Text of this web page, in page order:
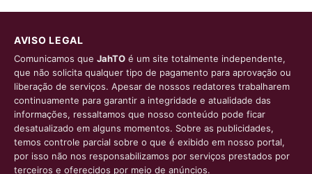
AVISO LEGAL
Comunicamos que JahTO é um site totalmente independente,
que não solicita qualquer tipo de pagamento para aprovação ou
liberação de serviços. Apesar de nossos redatores trabalharem
continuamente para garantir a integridade e atualidade das
informações, ressaltamos que nosso conteúdo pode ficar
desatualizado em alguns momentos. Sobre as publicidades,
temos controle parcial sobre o que é exibido em nosso portal,
por isso não nos responsabilizamos por serviços prestados por
terceiros e oferecidos por meio de anúncios.